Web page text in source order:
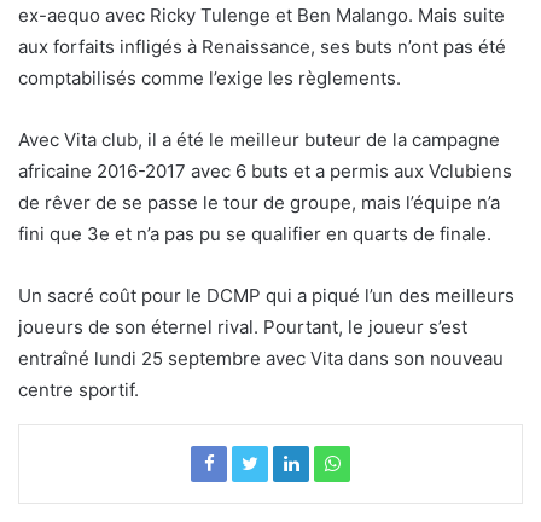
ex-aequo avec Ricky Tulenge et Ben Malango. Mais suite
aux forfaits infligés à Renaissance, ses buts n’ont pas été
comptabilisés comme l’exige les règlements.
Avec Vita club, il a été le meilleur buteur de la campagne
africaine 2016-2017 avec 6 buts et a permis aux Vclubiens
de rêver de se passe le tour de groupe, mais l’équipe n’a
fini que 3e et n’a pas pu se qualifier en quarts de finale.
Un sacré coût pour le DCMP qui a piqué l’un des meilleurs
joueurs de son éternel rival. Pourtant, le joueur s’est
entraîné lundi 25 septembre avec Vita dans son nouveau
centre sportif.